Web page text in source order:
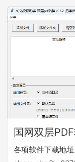
国网双层
各项软件下载地